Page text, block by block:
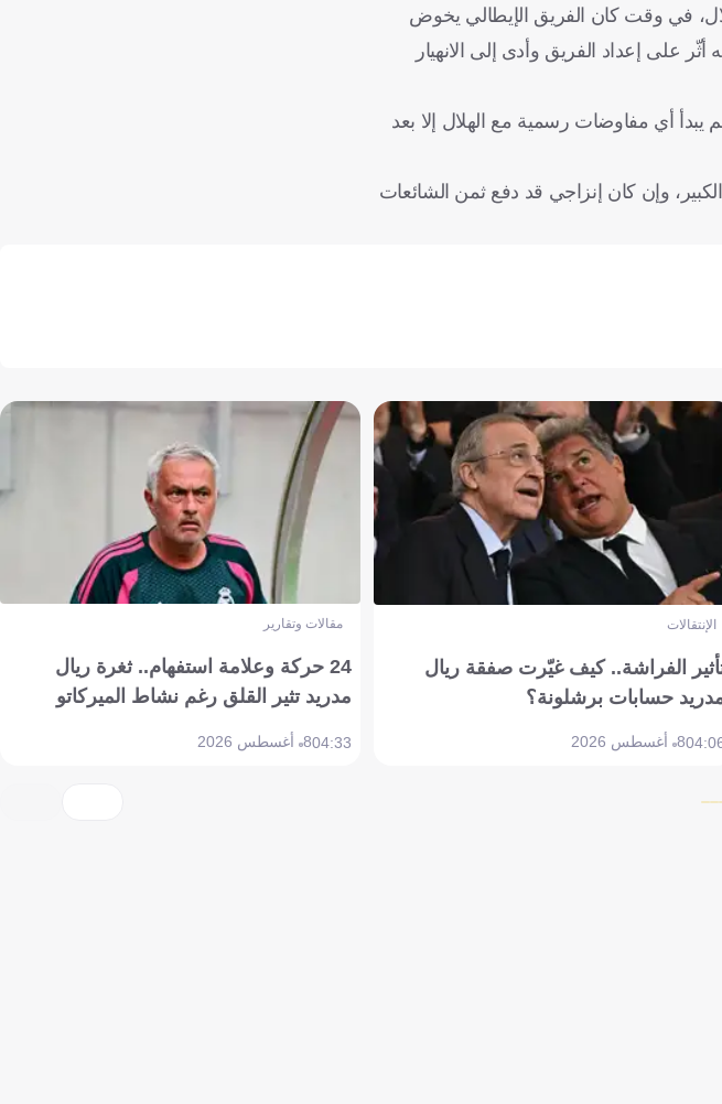
في وقت كان الفريق الإيطالي يخوض
على إعداد الفريق وأدى إلى الانهيار
أي مفاوضات رسمية مع الهلال إلا بعد
وإن كان إنزاجي قد دفع ثمن الشائعات
الإنتقالات
الفراشة.. كيف غيّرت صفقة ريال
حسابات برشلونة؟
8 أغسطس 2026
مقالات وتقارير
24 حركة وعلامة استفهام.. ثغرة ريال
مدريد تثير القلق رغم نشاط الميركاتو
04:338 أغسطس 2026